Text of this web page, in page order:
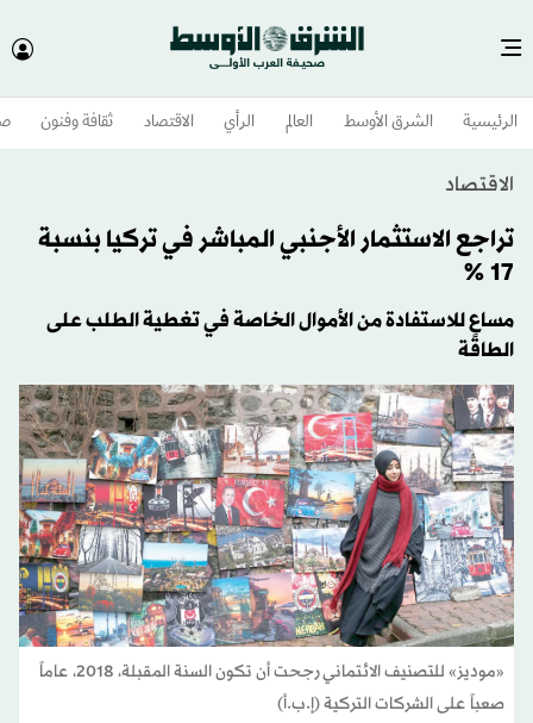
الرئيسية الشرق الأوسط​ العالم الرأي الاقتصاد ثقافة وفنون
الاقتصاد
تراجع الاستثمار الأجنبي المباشر في تركيا بنسبة
17 %
مساعٍ للاستفادة من الأموال الخاصة في تغطية الطلب على
الطاقة
«موديز» للتصنيف الائتماني رجحت أن تكون السنة المقبلة، 2018، عاماً
صعباً على الشركات التركية (إ.ب.أ)